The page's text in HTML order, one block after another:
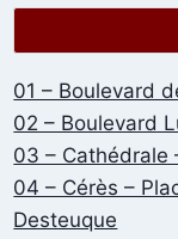
01 – Boulevard
02 – Boulevard
03 – Cathédrale
04 – Cérès –
Desteuque